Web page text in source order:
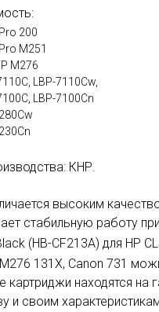
200
M251
M276
LBP-7110Cw,
LBP-7100Cn
КНР.
высоким
стабильную работу
(HB-CF213A) для HP
131X, Canon 731
картриджи находятся на
и своим